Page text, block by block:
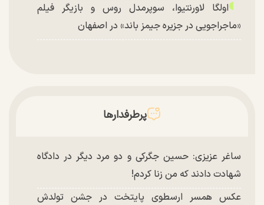
اولگا لاورنتیوا، سوپرمدل روس و بازیگر فیلم
«ماجراجویی در جزیره جیمز باند» در اصفهان
پرطرفدارها
ساغر عزیزی: حسین جگرکی و دو مرد دیگر در دادگاه
شهادت دادند که من زنا کردم!
عکس همسر ارسطوی پایتخت در جشن تولدش